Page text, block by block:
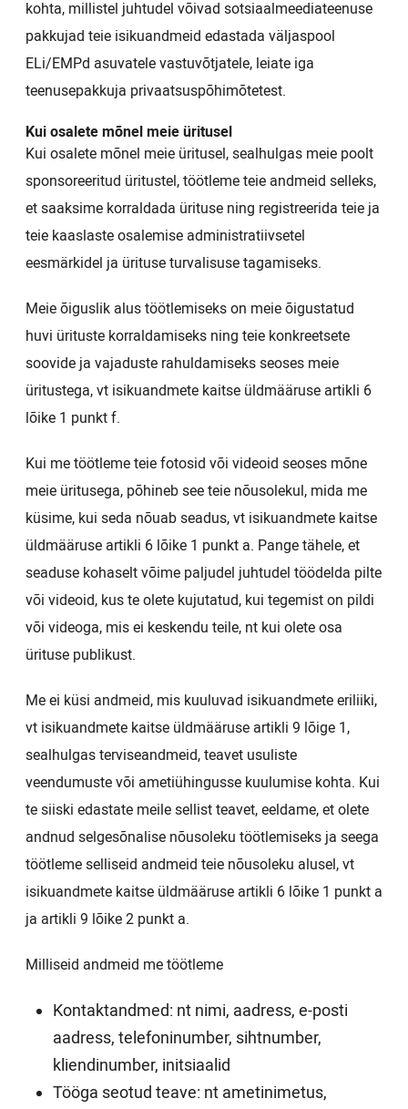
kohta, millistel juhtudel võivad sotsiaalmeediateenuse
pakkujad teie isikuandmeid edastada väljaspool
ELi/EMPd asuvatele vastuvõtjatele, leiate iga
teenusepakkuja privaatsuspõhimõtetest.
Kui osalete mõnel meie üritusel
Kui osalete mõnel meie üritusel, sealhulgas meie poolt
sponsoreeritud üritustel, töötleme teie andmeid selleks,
et saaksime korraldada ürituse ning registreerida teie ja
teie kaaslaste osalemise administratiivsetel
eesmärkidel ja ürituse turvalisuse tagamiseks.
Meie õiguslik alus töötlemiseks on meie õigustatud
huvi ürituste korraldamiseks ning teie konkreetsete
soovide ja vajaduste rahuldamiseks seoses meie
üritustega, vt isikuandmete kaitse üldmääruse artikli 6
lõike 1 punkt f.
Kui me töötleme teie fotosid või videoid seoses mõne
meie üritusega, põhineb see teie nõusolekul, mida me
küsime, kui seda nõuab seadus, vt isikuandmete kaitse
üldmääruse artikli 6 lõike 1 punkt a. Pange tähele, et
seaduse kohaselt võime paljudel juhtudel töödelda pilte
või videoid, kus te olete kujutatud, kui tegemist on pildi
või videoga, mis ei keskendu teile, nt kui olete osa
ürituse publikust.
Me ei küsi andmeid, mis kuuluvad isikuandmete eriliiki,
vt isikuandmete kaitse üldmääruse artikli 9 lõige 1,
sealhulgas terviseandmeid, teavet usuliste
veendumuste või ametiühingusse kuulumise kohta. Kui
te siiski edastate meile sellist teavet, eeldame, et olete
andnud selgesõnalise nõusoleku töötlemiseks ja seega
töötleme selliseid andmeid teie nõusoleku alusel, vt
isikuandmete kaitse üldmääruse artikli 6 lõike 1 punkt a
ja artikli 9 lõike 2 punkt a.
Milliseid andmeid me töötleme
Kontaktandmed: nt nimi, aadress, e-posti
aadress, telefoninumber, sihtnumber,
kliendinumber, initsiaalid
Tööga seotud teave: nt ametinimetus,